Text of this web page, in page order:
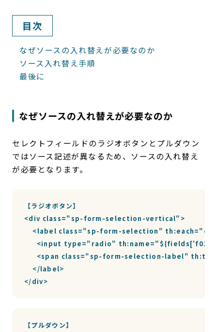
目次
なぜソースの入れ替えが必要なのか
ソース入れ替え手順
最後に
なぜソースの入れ替えが必要なのか
セレクトフィールドのラジオボタンとプルダウン
ではソース記述が異なるため、ソースの入れ替え
が必要となります。
【ラジオボタン】
<div class="sp-form-selection-vertical">
<label class="sp-form-selection"
<input type="radio"
<span class="sp-form-selection-label"
    </label>
</div>
【プルダウン】